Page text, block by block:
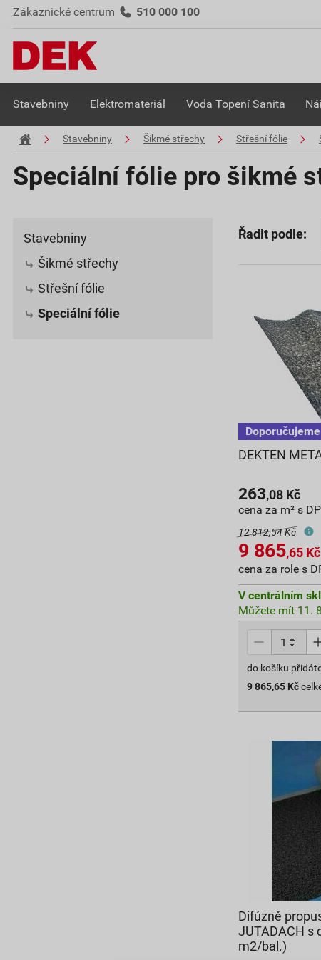
Zákaznické centrum 510 000 100
Stavebniny Elektromateriál Voda Topení Sanita
Stavebniny Šikmé střechy Střešní fólie
Speciální fólie pro šikmé
Stavebniny
Šikmé střechy
Střešní fólie
Speciální fólie
Řadit podle:
DEKTEN
263,08 Kč
cena za m² s
12 812,54 Kč
9 865,65 Kč
cena za role s
V centrálním
Můžete mít 11.
do košíku
9 865,65 Kč
Difúzně
JUTADACH s
m2/bal.)